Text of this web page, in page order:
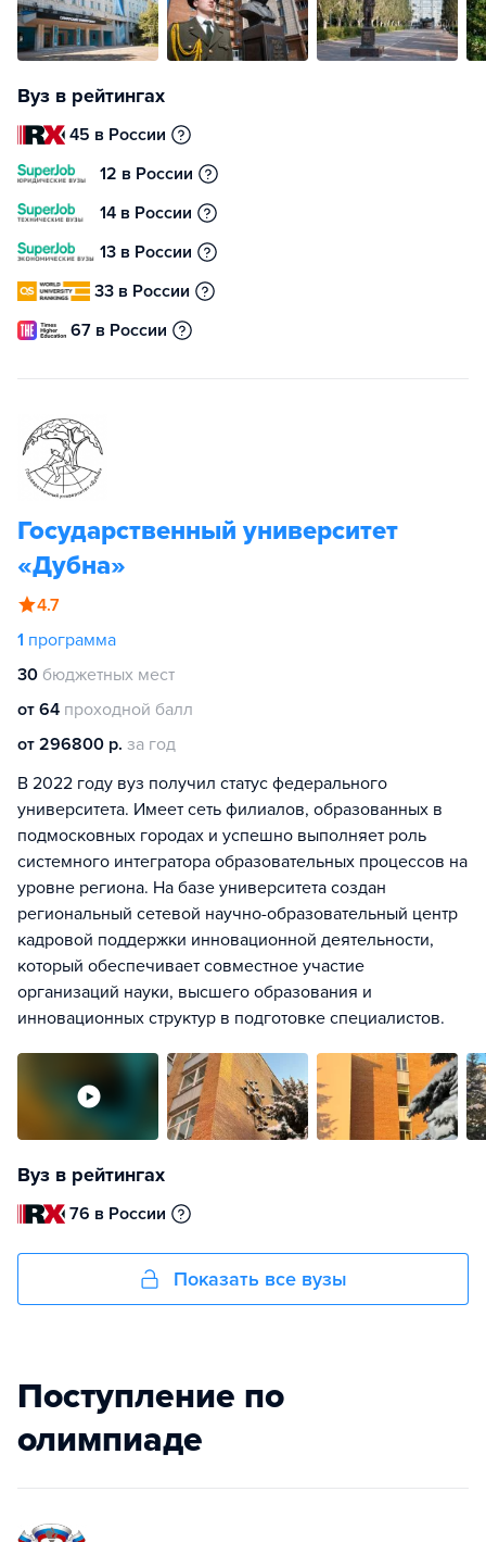
Вуз в рейтингах
45 в России
12 в России
14 в России
13 в России
33 в России
67 в России
Государственный университет
«Дубна»
4.7
1 программа
30 бюджетных мест
от 64 проходной балл
от 296800 р. за год
В 2022 году вуз получил статус федерального
университета. Имеет сеть филиалов, образованных в
подмосковных городах и успешно выполняет роль
системного интегратора образовательных процессов на
уровне региона. На базе университета создан
региональный сетевой научно-образовательный центр
кадровой поддержки инновационной деятельности,
который обеспечивает совместное участие
организаций науки, высшего образования и
инновационных структур в подготовке специалистов.
Вуз в рейтингах
76 в России
Показать все вузы
Поступление по
олимпиаде